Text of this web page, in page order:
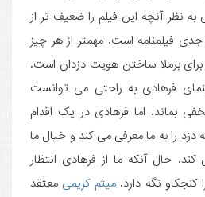
نظر آنچه این فیلم را ضعیف تر از
فیلمنامه است. مهمتر از هر چیز
برملا ساختن هویت دزدان است.
فرهادی به راحتی می توانست
بماند. اما فرهادی در یک اقدام
دزد را به ما معرفی می کند و خیال ما
حال آنکه ما از فرهادی انتظار
کنجکاو نگه دارد.میثم کریمی معتقد